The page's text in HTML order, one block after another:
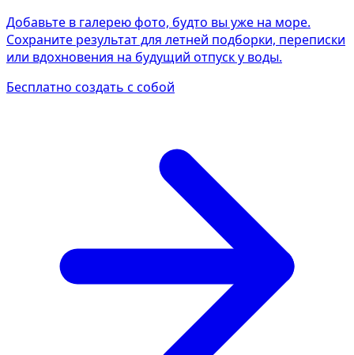
Добавьте в галерею фото, будто вы уже на море.
Сохраните результат для летней подборки, переписки
или вдохновения на будущий отпуск у воды.
Бесплатно создать с собой